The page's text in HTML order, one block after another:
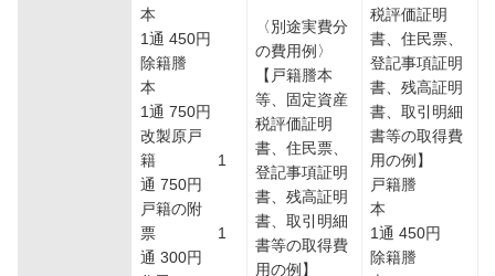
本
1通 450円
除籍謄
本
1通 750円
改製原戸
籍 1
通 750円
戸籍の附
票 1
通 300円
〈別途実費分
の費用例〉
【戸籍謄本
等、固定資産
税評価証明
書、住民票、
登記事項証明
書、残高証明
書、取引明細
書等の取得費
用の例】
税評価証明
書、住民票、
登記事項証明
書、残高証明
書、取引明細
書等の取得費
用の例】
戸籍謄
本
1通 450円
除籍謄